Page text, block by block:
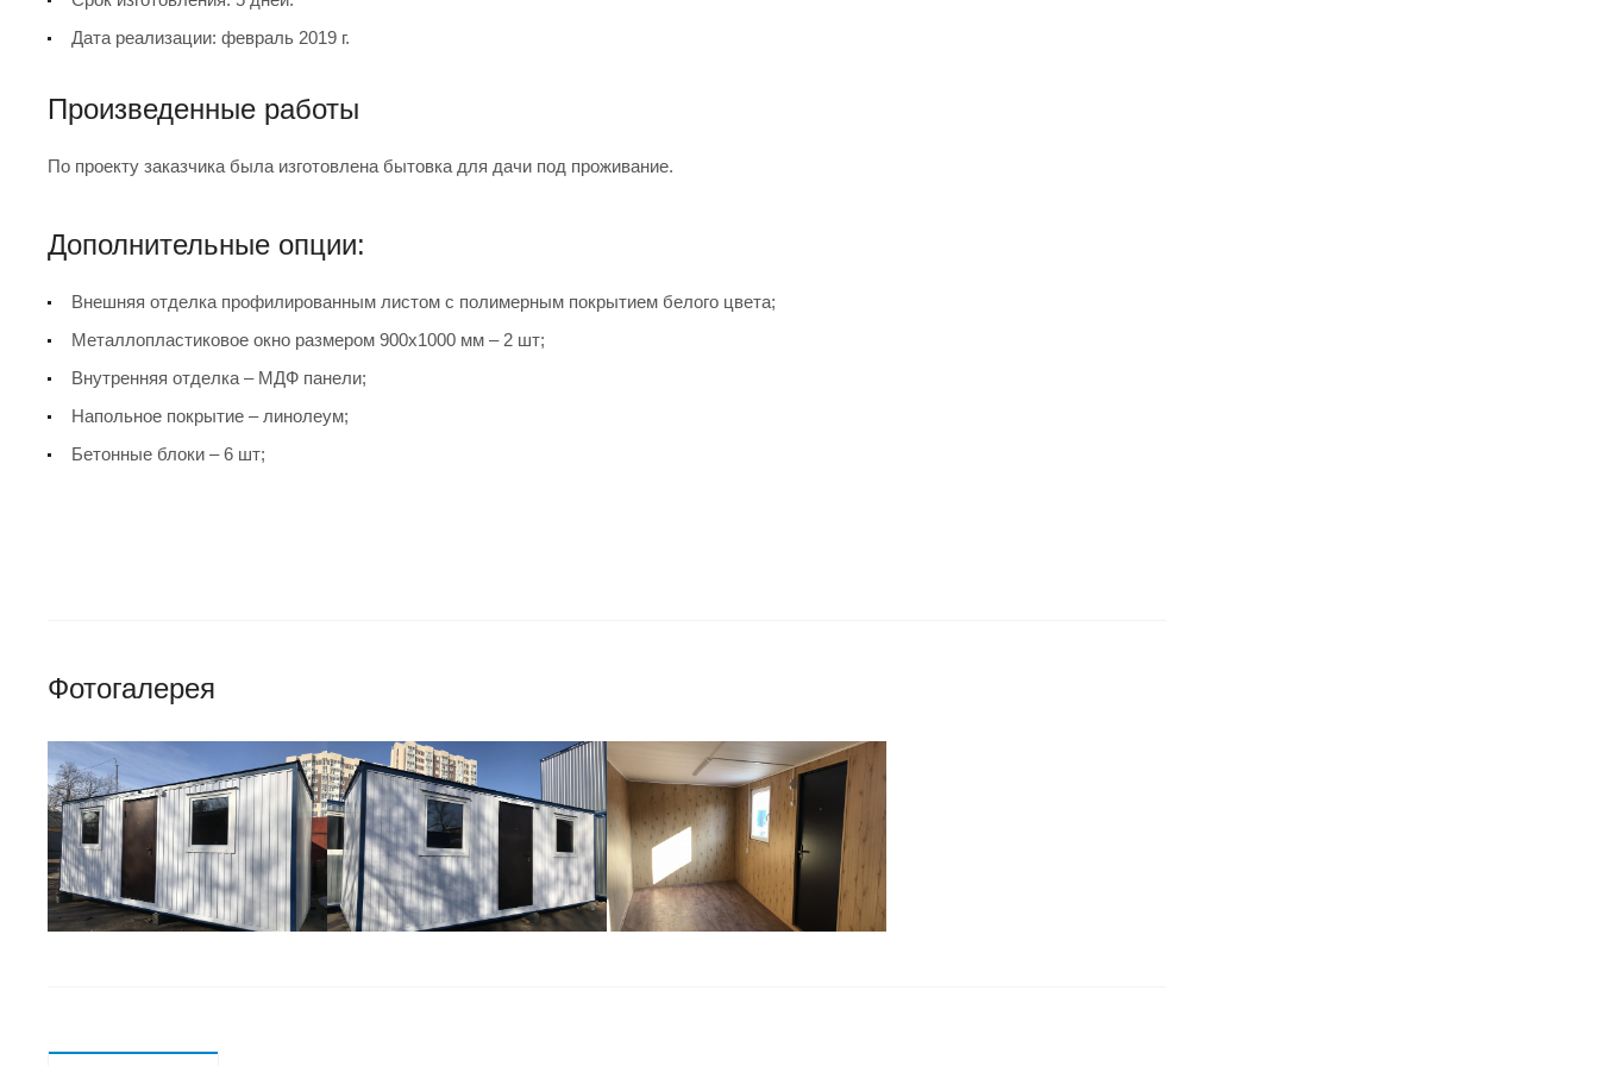
Дата реализации: февраль 2019 г.
Произведенные работы
По проекту заказчика была изготовлена бытовка для дачи под проживание.
Дополнительные опции:
Внешняя отделка профилированным листом с полимерным покрытием белого цвета;
Металлопластиковое окно размером 900х1000 мм – 2 шт;
Внутренняя отделка – МДФ панели;
Напольное покрытие – линолеум;
Бетонные блоки – 6 шт;
Фотогалерея